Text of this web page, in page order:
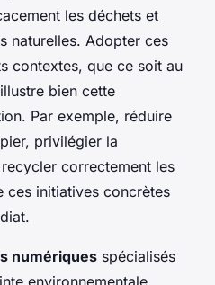
les déchets et
naturelles. Adopter ces
contextes, que ce soit au
bien cette
Par exemple, réduire
privilégier la
correctement les
ces initiatives concrètes
numériques spécialisés
environnementale